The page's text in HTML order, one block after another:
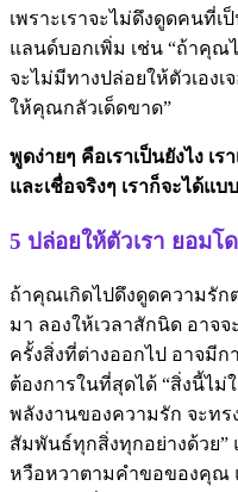
เพราะเราจะไม่ดึงดูดคนที่เ
แลนด์บอกเพิ่ม เช่น “ถ้าคุ
จะไม่มีทางปล่อยให้ตัวเอง
ให้คุณกลัวเด็ดขาด”
พูดง่ายๆ คือเราเป็นยังไง เร
และเชื่อจริงๆ เราก็จะได้แบ
5 ปล่อยให้ตัวเรา ยอม
ถ้าคุณเกิดไปดึงดูดความรัก
มา ลองให้เวลาสักนิด อาจจ
ครั้งสิ่งที่ต่างออกไป อาจมี
ต้องการในที่สุดได้ “สิ่งนี้ไม่
พลังงานของความรัก จะท
สัมพันธ์ทุกสิ่งทุกอย่างด้วย”
หวือหวาตามคำขอของคุณ